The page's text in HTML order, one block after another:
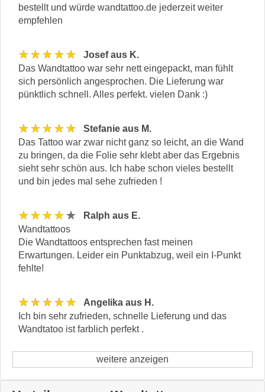
bestellt und würde wandtattoo.de jederzeit weiter
empfehlen
★★★★★
Josef aus K.
Das Wandtattoo war sehr nett eingepackt, man fühlt
sich persönlich angesprochen. Die Lieferung war
pünktlich schnell. Alles perfekt. vielen Dank :)
★★★★★
Stefanie aus M.
Das Tattoo war zwar nicht ganz so leicht, an die Wand
zu bringen, da die Folie sehr klebt aber das Ergebnis
sieht sehr schön aus. Ich habe schon vieles bestellt
und bin jedes mal sehe zufrieden !
★★★★★
Ralph aus E.
Wandtattoos
Die Wandtattoos entsprechen fast meinen
Erwartungen. Leider ein Punktabzug, weil ein I-Punkt
fehlte!
★★★★★
Angelika aus H.
Ich bin sehr zufrieden, schnelle Lieferung und das
Wandtatoo ist farblich perfekt .
weitere anzeigen